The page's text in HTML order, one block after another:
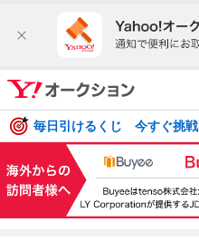
毎日引けるくじ 今すぐ挑戦